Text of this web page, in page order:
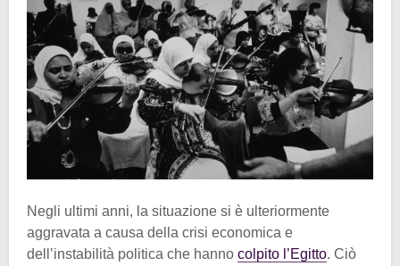
Negli ultimi anni, la situazione si è ulteriormente
aggravata a causa della crisi economica e
dell’instabilità politica che hanno colpito l’Egitto. Ciò